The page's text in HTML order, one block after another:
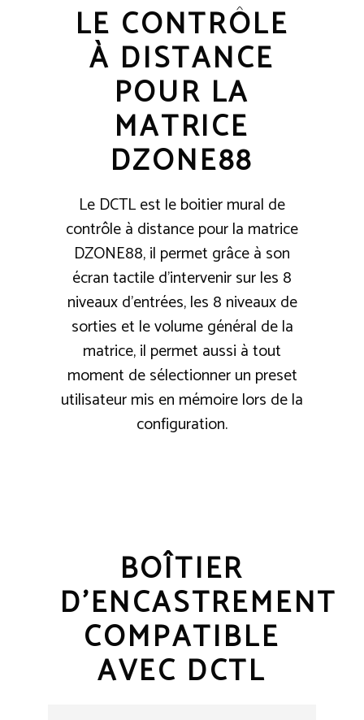
LE CONTRÔLE
À DISTANCE
POUR LA
MATRICE
DZONE88
Le DCTL est le boitier mural de
contrôle à distance pour la matrice
DZONE88, il permet grâce à son
écran tactile d’intervenir sur les 8
niveaux d’entrées, les 8 niveaux de
sorties et le volume général de la
matrice, il permet aussi à tout
moment de sélectionner un preset
utilisateur mis en mémoire lors de la
configuration.
BOÎTIER
D’ENCASTREMENT
COMPATIBLE
AVEC DCTL